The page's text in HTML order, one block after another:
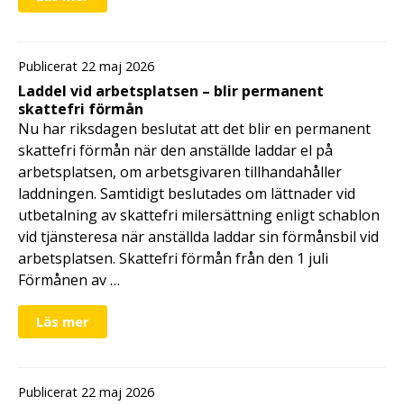
Publicerat 22 maj 2026
Laddel vid arbetsplatsen – blir permanent
skattefri förmån
Nu har riksdagen beslutat att det blir en permanent
skattefri förmån när den anställde laddar el på
arbetsplatsen, om arbetsgivaren tillhandahåller
laddningen. Samtidigt beslutades om lättnader vid
utbetalning av skattefri milersättning enligt schablon
vid tjänsteresa när anställda laddar sin förmånsbil vid
arbetsplatsen. Skattefri förmån från den 1 juli
Förmånen av …
Läs mer
Publicerat 22 maj 2026